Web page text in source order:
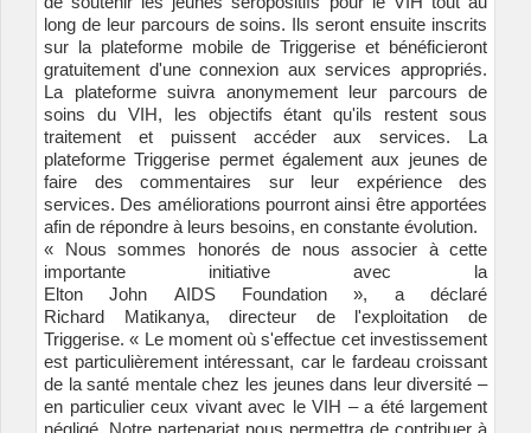
long de leur parcours de soins. Ils seront ensuite inscrits
sur la plateforme mobile de Triggerise et bénéficieront
gratuitement d'une connexion aux services appropriés.
La plateforme suivra anonymement leur parcours de
soins du VIH, les objectifs étant qu'ils restent sous
traitement et puissent accéder aux services. La
plateforme Triggerise permet également aux jeunes de
faire des commentaires sur leur expérience des
services. Des améliorations pourront ainsi être apportées
afin de répondre à leurs besoins, en constante évolution.
« Nous sommes honorés de nous associer à cette
importante initiative avec la
Elton John AIDS Foundation », a déclaré
Richard Matikanya, directeur de l'exploitation de
Triggerise. « Le moment où s'effectue cet investissement
est particulièrement intéressant, car le fardeau croissant
de la santé mentale chez les jeunes dans leur diversité –
en particulier ceux vivant avec le VIH – a été largement
négligé. Notre partenariat nous permettra de contribuer à